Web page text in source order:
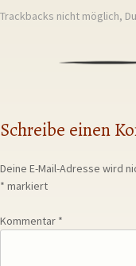
Trackbacks nicht möglich,
Schreibe einen
Deine E-Mail-Adresse wird
* markiert
Kommentar *